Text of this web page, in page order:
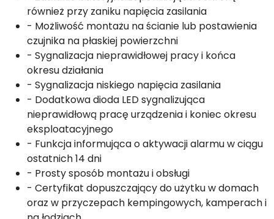
również przy zaniku napięcia zasilania
- Możliwość montażu na ścianie lub postawienia
czujnika na płaskiej powierzchni
- Sygnalizacja nieprawidłowej pracy i końca
okresu działania
- Sygnalizacja niskiego napięcia zasilania
- Dodatkowa dioda LED sygnalizująca
nieprawidłową pracę urządzenia i koniec okresu
eksploatacyjnego
- Funkcja informująca o aktywacji alarmu w ciągu
ostatnich 14 dni
- Prosty sposób montażu i obsługi
- Certyfikat dopuszczający do użytku w domach
oraz w przyczepach kempingowych, kamperach i